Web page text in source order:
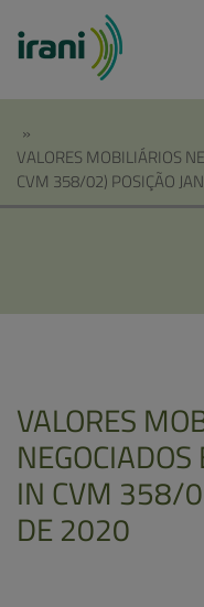
»
VALORES MOBILIÁRIOS
CVM 358/02) POSIÇÃO
VALORES
IN CVM 358/
DE 2020